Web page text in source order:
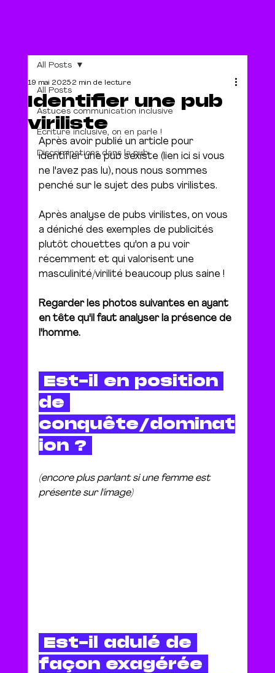
All Posts
Astuces communication inclusive
Écriture inclusive, on en parle !
Discriminations dans la pub
All Posts
Identifier une pub
viriliste
19 mai 20252 min de lecture
Après avoir publié un article pour
identifier une pub sexiste (lien ici si vous
ne l'avez pas lu), nous nous sommes
penché sur le sujet des pubs virilistes.
Après analyse de pubs virilistes, on vous
a déniché des exemples de publicités
plutôt chouettes qu'on a pu voir
récemment et qui valorisent une
masculinité/virilité beaucoup plus saine !
Regarder les photos suivantes en ayant
en tête qu'il faut analyser la présence de
l'homme.
Est-il en position
de
conquête/dominat
ion ?
(encore plus parlant si une femme est
présente sur l'image)
Est-il adulé de
façon exagérée